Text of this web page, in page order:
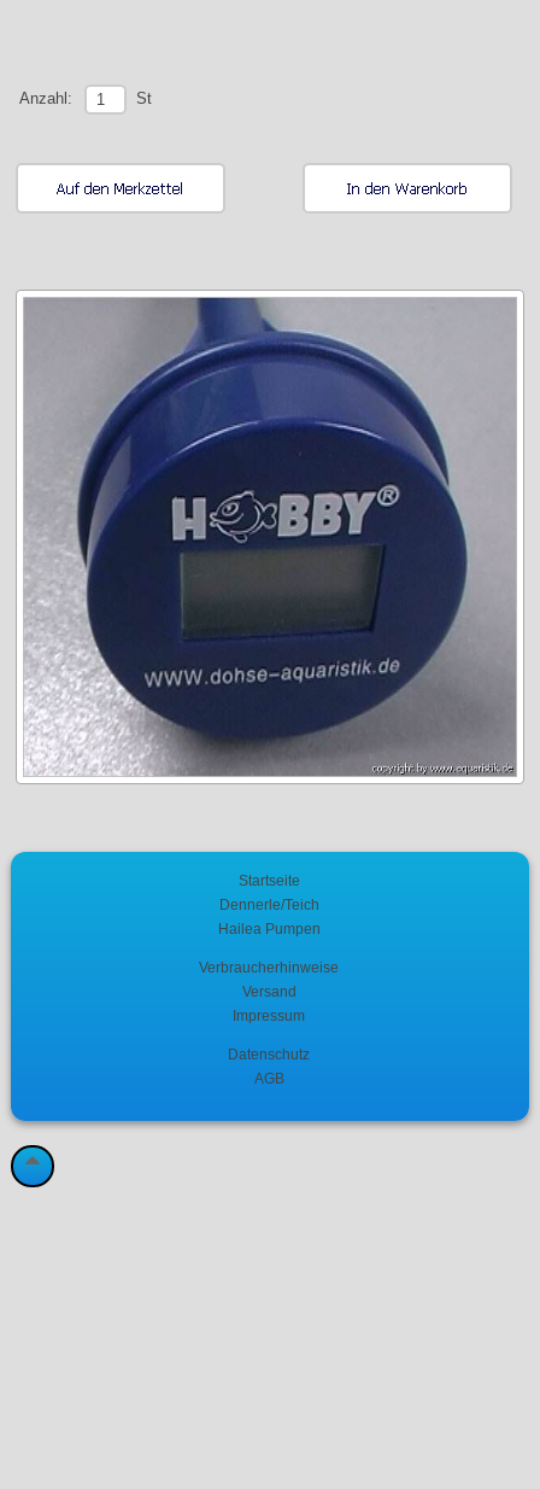
Anzahl: St
Startseite
Dennerle/Teich
Hailea Pumpen
Verbraucherhinweise
Versand
Impressum
Datenschutz
AGB